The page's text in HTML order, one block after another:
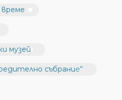
музей
събрание“